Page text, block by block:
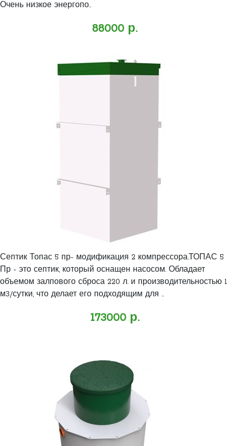
Очень низкое энергопо..
88000 р.
Септик Топас 5 пр- модификация 2 компрессора.ТОПАС 5
Пр - это септик, который оснащен насосом. Обладает
объемом залпового сброса 220 л. и производительностью 1
м3/сутки, что делает его подходящим для ..
173000 р.